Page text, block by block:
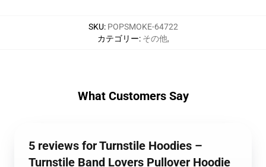
SKU: POPSMOKE-64722
カテゴリー: その他,
What Customers Say
5 reviews for Turnstile Hoodies –
Turnstile Band Lovers Pullover Hoodie